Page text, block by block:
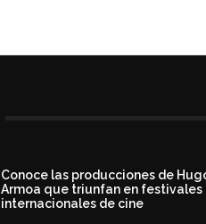
Conoce las producciones de
Armoa que triunfan en festivales
internacionales de cine